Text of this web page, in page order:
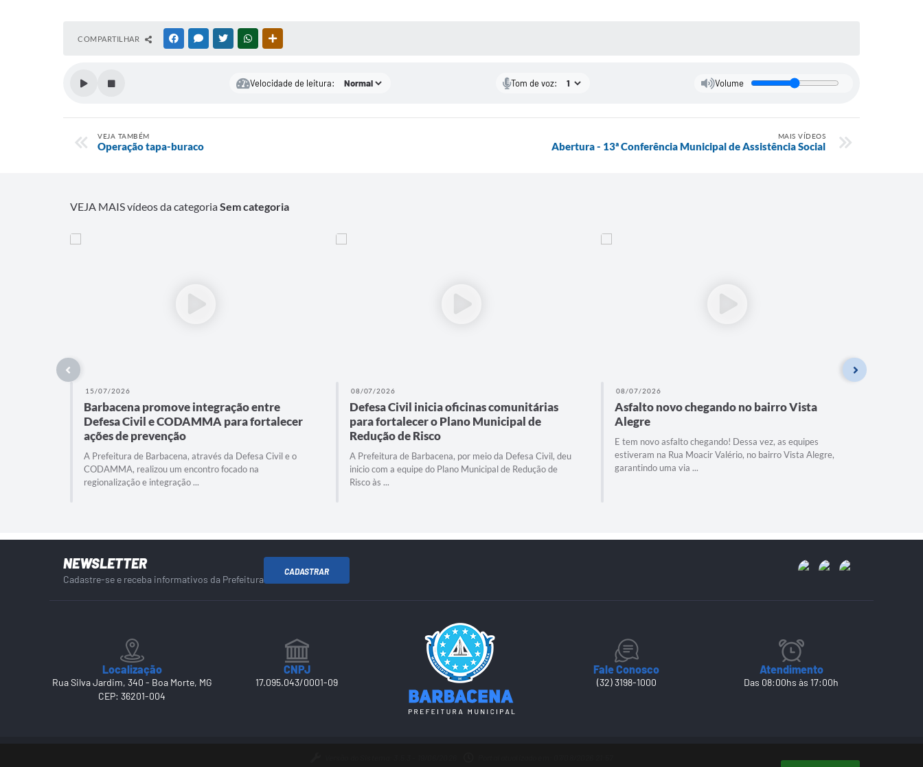
COMPARTILHAR FACEBOOKMESSENGER
TWITTERWHATSAPP
Velocidade de leitura: Tom de voz: Volume
VEJA TAMBÉM
Operação tapa-buraco
MAIS VÍDEOS
Abertura - 13ª Conferência Municipal de Assistência Social
VEJA MAIS vídeos da categoriaSem categoria
15/07/2026
Barbacena promove integração entre
Defesa Civil e CODAMMA para fortalecer
ações de prevenção
A Prefeitura de Barbacena, através da Defesa Civil e o
CODAMMA, realizou um encontro focado na
regionalização e integração ...
08/07/2026
Defesa Civil inicia oficinas comunitárias
para fortalecer o Plano Municipal de
Redução de Risco
A Prefeitura de Barbacena, por meio da Defesa Civil, deu
inicio com a equipe do Plano Municipal de Redução de
Risco às ...
08/07/2026
Asfalto novo chegando no bairro Vista
Alegre
E tem novo asfalto chegando! Dessa vez, as equipes
estiveram na Rua Moacir Valério, no bairro Vista Alegre,
garantindo uma via ...
NEWSLETTER
Cadastre-se e receba informativos da Prefeitura
CADASTRAR
Localização
Rua Silva Jardim, 340 - Boa Morte, MG
CEP: 36201-004
CNPJ
17.095.043/0001-09
Fale Conosco
(32) 3198-1000
Atendimento
Das 08:00hs às 17:00h